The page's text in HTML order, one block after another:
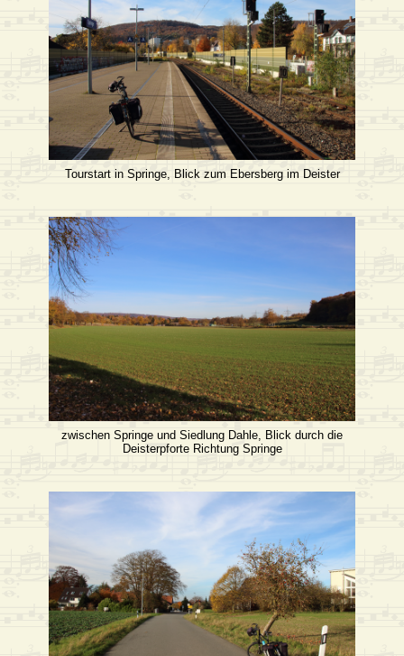
Tourstart in Springe, Blick zum Ebersberg im Deister
zwischen Springe und Siedlung Dahle, Blick durch die
Deisterpforte Richtung Springe